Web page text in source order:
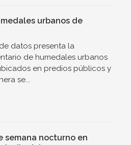
urbanos de
datos presenta la
de humedales urbanos
en predios públicos y
se...
semana nocturno en